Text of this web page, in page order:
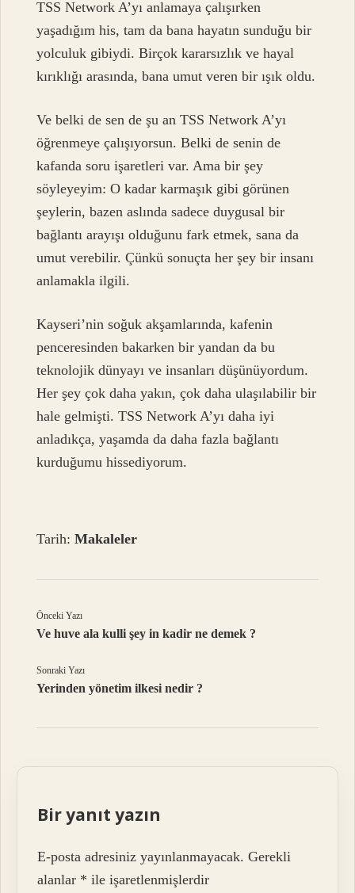
TSS Network A’yı anlamaya çalışırken
yaşadığım his, tam da bana hayatın sunduğu bir
yolculuk gibiydi. Birçok kararsızlık ve hayal
kırıklığı arasında, bana umut veren bir ışık oldu.
Ve belki de sen de şu an TSS Network A’yı
öğrenmeye çalışıyorsun. Belki de senin de
kafanda soru işaretleri var. Ama bir şey
söyleyeyim: O kadar karmaşık gibi görünen
şeylerin, bazen aslında sadece duygusal bir
bağlantı arayışı olduğunu fark etmek, sana da
umut verebilir. Çünkü sonuçta her şey bir insanı
anlamakla ilgili.
Kayseri’nin soğuk akşamlarında, kafenin
penceresinden bakarken bir yandan da bu
teknolojik dünyayı ve insanları düşünüyordum.
Her şey çok daha yakın, çok daha ulaşılabilir bir
hale gelmişti. TSS Network A’yı daha iyi
anladıkça, yaşamda da daha fazla bağlantı
kurduğumu hissediyorum.
Tarih:Makaleler
Önceki Yazı
Ve huve ala kulli şey in kadir ne demek ?
Sonraki Yazı
Yerinden yönetim ilkesi nedir ?
Bir yanıt yazın
E-posta adresiniz yayınlanmayacak. Gerekli
alanlar * ile işaretlenmişlerdir